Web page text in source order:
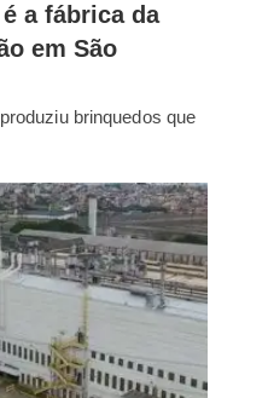
a fábrica da
em São
brinquedos que